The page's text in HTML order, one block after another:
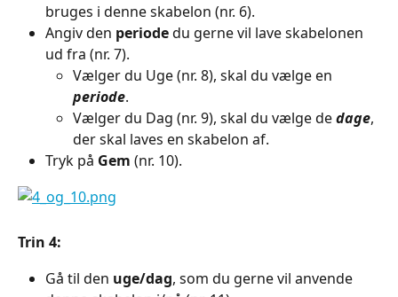
bruges i denne skabelon (nr. 6).
Angiv den periode du gerne vil lave skabelonen
ud fra (nr. 7).
Vælger du Uge (nr. 8), skal du vælge en
periode.
Vælger du Dag (nr. 9), skal du vælge de dage,
der skal laves en skabelon af.
Tryk på Gem (nr. 10).
Trin 4:
Gå til den uge/dag, som du gerne vil anvende